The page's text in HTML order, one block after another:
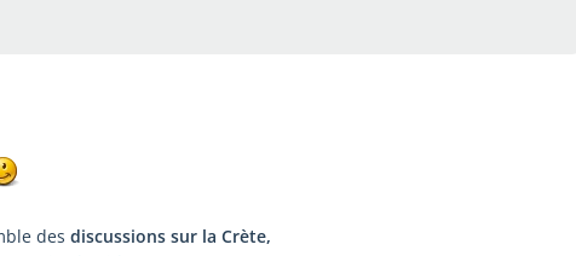
des discussions sur la Crète,